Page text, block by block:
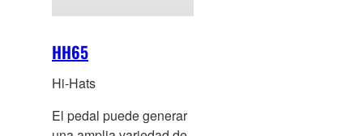
HH65
Hi-Hats
El pedal puede generar